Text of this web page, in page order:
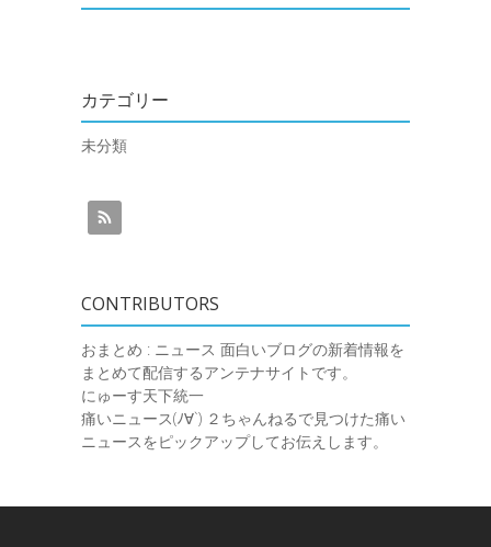
カテゴリー
未分類
CONTRIBUTORS
おまとめ : ニュース 面白いブログの新着情報を
まとめて配信するアンテナサイトです。
にゅーす天下統一
痛いニュース(ﾉ∀`) ２ちゃんねるで見つけた痛い
ニュースをピックアップしてお伝えします。